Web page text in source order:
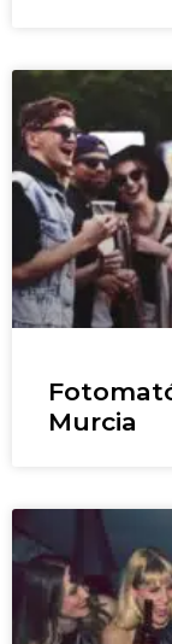
Murcia